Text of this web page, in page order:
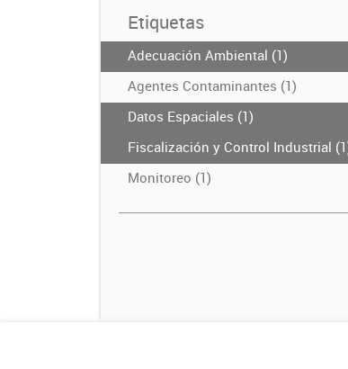
Etiquetas
Adecuación Ambiental (1)
Agentes Contaminantes (1)
Datos Espaciales (1)
Fiscalización y Control Industrial
Monitoreo (1)